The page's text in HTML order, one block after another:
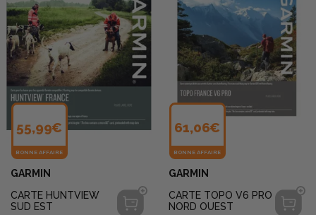
55,99€
BONNE AFFAIRE
GARMIN
CARTE HUNTVIEW
SUD EST
61,06€
BONNE AFFAIRE
GARMIN
CARTE TOPO V6 PRO
NORD OUEST